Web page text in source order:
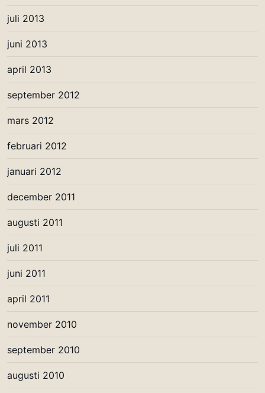
juli 2013
juni 2013
april 2013
september 2012
mars 2012
februari 2012
januari 2012
december 2011
augusti 2011
juli 2011
juni 2011
april 2011
november 2010
september 2010
augusti 2010